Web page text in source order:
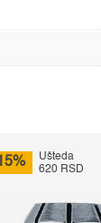
Ušteda
620 RSD